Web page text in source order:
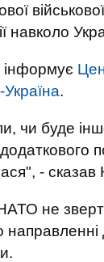
навколо
.
чи буде
- сказав
не